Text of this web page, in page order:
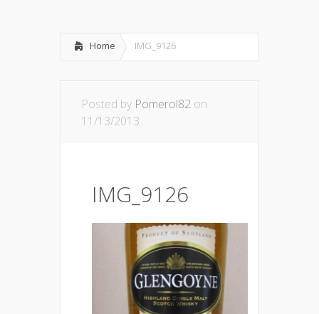
Home IMG_9126
Posted by Pomerol82 on
11/13/2013
IMG_9126